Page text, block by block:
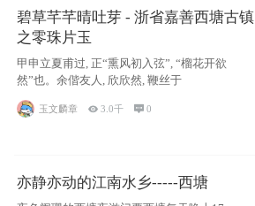
碧草芊芊晴吐芽 - 浙省嘉善西塘古镇
之零珠片玉
甲申立夏甫过, 正“熏风初入弦”, “榴花开欲
然”也。余偕友人, 欣欣然, 鞭丝于
玉文麟章  3.0千 0
亦静亦动的江南水乡-----西塘